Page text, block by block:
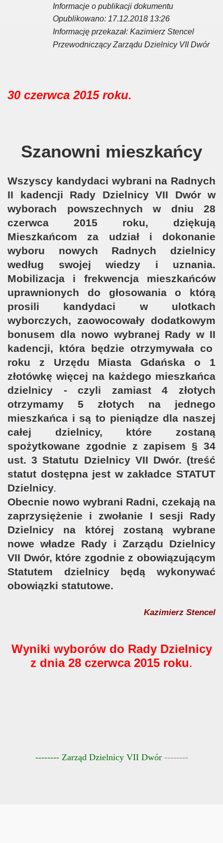
Informacje o publikacji dokumentu
Opublikowano: 17.12.2018 13:26
Informację przekazał: Kazimierz Stencel
Przewodniczący Zarządu Dzielnicy VII Dwór
30 czerwca 2015 roku.
Szanowni mieszkańcy
Wszyscy kandydaci wybrani na Radnych
II kadencji Rady Dzielnicy VII Dwór w
wyborach powszechnych w dniu 28
czerwca 2015 roku, dziękują
Mieszkańcom za udział i dokonanie
wyboru nowych Radnych dzielnicy
według swojej wiedzy i uznania.
Mobilizacja i frekwencja mieszkańców
uprawnionych do głosowania o którą
prosili kandydaci w ulotkach
wyborczych, zaowocowały dodatkowym
bonusem dla nowo wybranej Rady w II
kadencji, która będzie otrzymywała co
roku z Urzędu Miasta Gdańska o 1
złotówkę więcej na każdego mieszkańca
dzielnicy - czyli zamiast 4 złotych
otrzymamy 5 złotych na jednego
mieszkańca i są to pieniądze dla naszej
całej dzielnicy, które zostaną
spożytkowane zgodnie z zapisem§ 34
ust. 3 Statutu Dzielnicy VII Dwór. (treść
statut dostępna jest w zakładce STATUT
Dzielnicy.
Obecnie nowo wybrani Radni, czekają na
zaprzysiężenie i zwołanie I sesji
Rady
Dzielnicy na której zostaną wybrane
nowe władze Rady i Zarządu Dzielnicy
VII Dwór, które zgodnie z obowiązującym
Statutem dzielnicy będą wykonywać
obowiązki statutowe.
Kazimierz Stencel
Wyniki wyborów do Rady Dzielnicy
z dnia 28 czerwca 2015 roku.
-------- Zarząd Dzielnicy VII Dwór --------